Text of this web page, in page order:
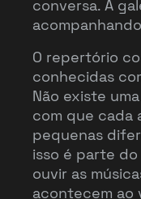
conversa. A
O repertório
conhecidas
Não existe
com que cada
pequenas
isso é parte
ouvir as
acontecem ao